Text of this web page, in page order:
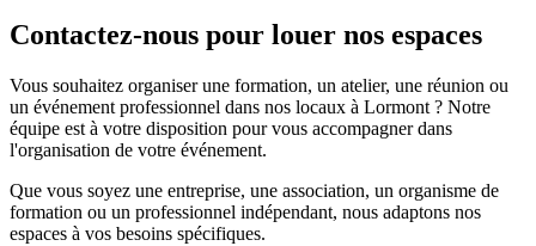
Contactez-nous pour louer nos espaces
Vous souhaitez organiser une formation, un atelier, une réunion ou
un événement professionnel dans nos locaux à Lormont ? Notre
équipe est à votre disposition pour vous accompagner dans
l'organisation de votre événement.
Que vous soyez une entreprise, une association, un organisme de
formation ou un professionnel indépendant, nous adaptons nos
espaces à vos besoins spécifiques.